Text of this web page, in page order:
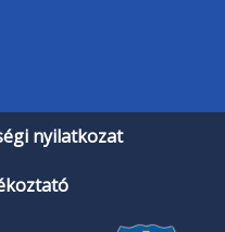
nyilatkozat